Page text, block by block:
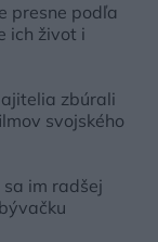
presne podľa
ich život i
zbúrali
svojského
im radšej